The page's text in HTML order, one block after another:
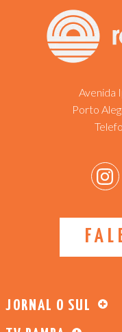
Avenida
Porto
JORNAL O SUL